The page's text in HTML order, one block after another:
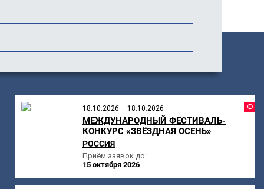
18.10.2026 – 18.10.2026
МЕЖДУНАРОДНЫЙ ФЕСТИВАЛЬ-
КОНКУРС «ЗВЁЗДНАЯ ОСЕНЬ»
РОССИЯ
Приём заявок до:
15 октября 2026